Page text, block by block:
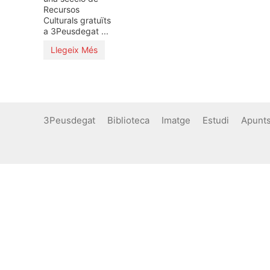
Recursos
Culturals gratuïts
a 3Peusdegat ...
Llegeix Més
3Peusdegat Biblioteca Imatge Estudi Apunts